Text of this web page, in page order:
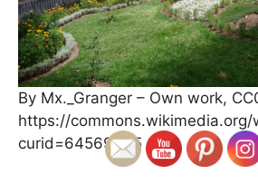
By Mx._Granger – Own work,
https://commons.wikimedia.org/
curid=64569635